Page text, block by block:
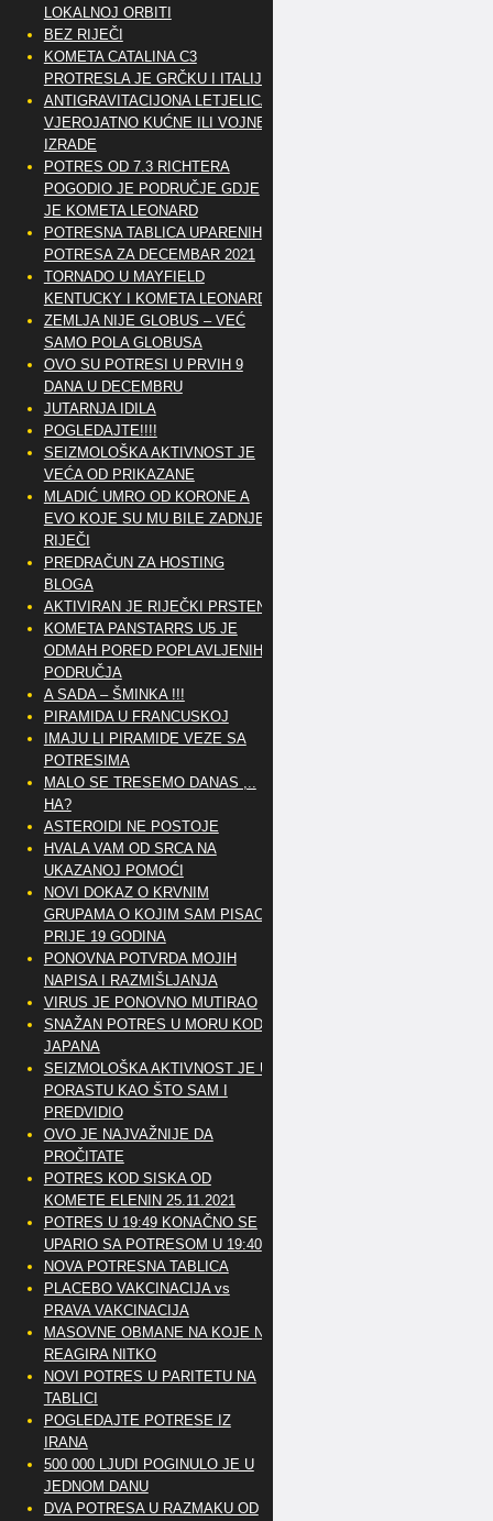
LOKALNOJ ORBITI
BEZ RIJEČI
KOMETA CATALINA C3
PROTRESLA JE GRČKU I ITALIJU
ANTIGRAVITACIJONA LETJELICA
VJEROJATNO KUĆNE ILI VOJNE
IZRADE
POTRES OD 7.3 RICHTERA
POGODIO JE PODRUČJE GDJE
JE KOMETA LEONARD
POTRESNA TABLICA UPARENIH
POTRESA ZA DECEMBAR 2021
TORNADO U MAYFIELD
KENTUCKY I KOMETA LEONARD
ZEMLJA NIJE GLOBUS – VEĆ
SAMO POLA GLOBUSA
OVO SU POTRESI U PRVIH 9
DANA U DECEMBRU
JUTARNJA IDILA
POGLEDAJTE!!!!
SEIZMOLOŠKA AKTIVNOST JE
VEĆA OD PRIKAZANE
MLADIĆ UMRO OD KORONE A
EVO KOJE SU MU BILE ZADNJE
RIJEČI
PREDRAČUN ZA HOSTING
BLOGA
AKTIVIRAN JE RIJEČKI PRSTEN
KOMETA PANSTARRS U5 JE
ODMAH PORED POPLAVLJENIH
PODRUČJA
A SADA – ŠMINKA !!!
PIRAMIDA U FRANCUSKOJ
IMAJU LI PIRAMIDE VEZE SA
POTRESIMA
MALO SE TRESEMO DANAS ,..
HA?
ASTEROIDI NE POSTOJE
HVALA VAM OD SRCA NA
UKAZANOJ POMOĆI
NOVI DOKAZ O KRVNIM
GRUPAMA O KOJIM SAM PISAO
PRIJE 19 GODINA
PONOVNA POTVRDA MOJIH
NAPISA I RAZMIŠLJANJA
VIRUS JE PONOVNO MUTIRAO
SNAŽAN POTRES U MORU KOD
JAPANA
SEIZMOLOŠKA AKTIVNOST JE U
PORASTU KAO ŠTO SAM I
PREDVIDIO
OVO JE NAJVAŽNIJE DA
PROČITATE
POTRES KOD SISKA OD
KOMETE ELENIN 25.11.2021
POTRES U 19:49 KONAČNO SE
UPARIO SA POTRESOM U 19:40
NOVA POTRESNA TABLICA
PLACEBO VAKCINACIJA vs
PRAVA VAKCINACIJA
MASOVNE OBMANE NA KOJE NE
REAGIRA NITKO
NOVI POTRES U PARITETU NA
TABLICI
POGLEDAJTE POTRESE IZ
IRANA
500 000 LJUDI POGINULO JE U
JEDNOM DANU
DVA POTRESA U RAZMAKU OD